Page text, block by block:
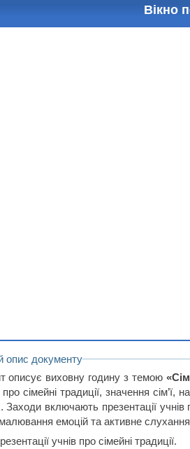
Вікно
опис документу
описує виховну годину з темою
про сімейні традиції, значення
включають презентації учнів
емоцій та активне
учнів про сімейні традиції.